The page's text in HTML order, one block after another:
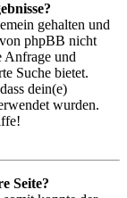
gehalten und
phpBB nicht
Anfrage und
Suche bietet.
dein(e)
wurden.
Seite?